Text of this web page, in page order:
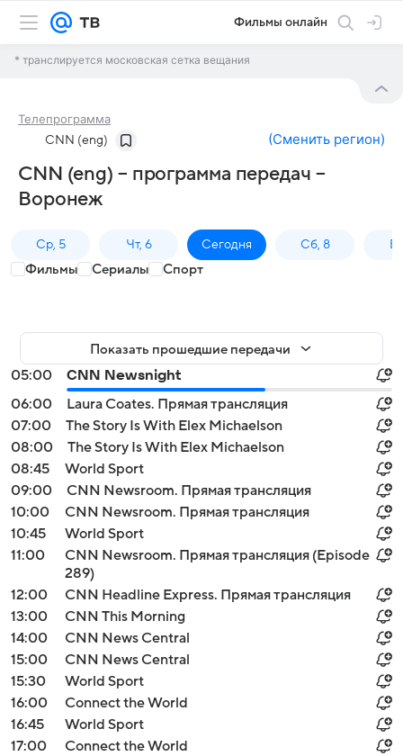
Фильмы онлайн
* транслируется московская сетка вещания
Телепрограмма
CNN (eng) (Сменить регион)
CNN (eng) – программа передач –
Воронеж
Ср, 5 Чт, 6 Сегодня Сб, 8
Фильмы Сериалы Спорт
Показать прошедшие передачи
05:00
CNN Newsnight
06:00
Laura Coates. Прямая трансляция
07:00
The Story Is With Elex Michaelson
08:00
The Story Is With Elex Michaelson
08:45
World Sport
09:00
CNN Newsroom. Прямая трансляция
10:00
CNN Newsroom. Прямая трансляция
10:45
World Sport
11:00
CNN Newsroom. Прямая трансляция (Episode
289)
12:00
CNN Headline Express. Прямая трансляция
13:00
CNN This Morning
14:00
CNN News Central
15:00
CNN News Central
15:30
World Sport
16:00
Connect the World
16:45
World Sport
17:00
Connect the World